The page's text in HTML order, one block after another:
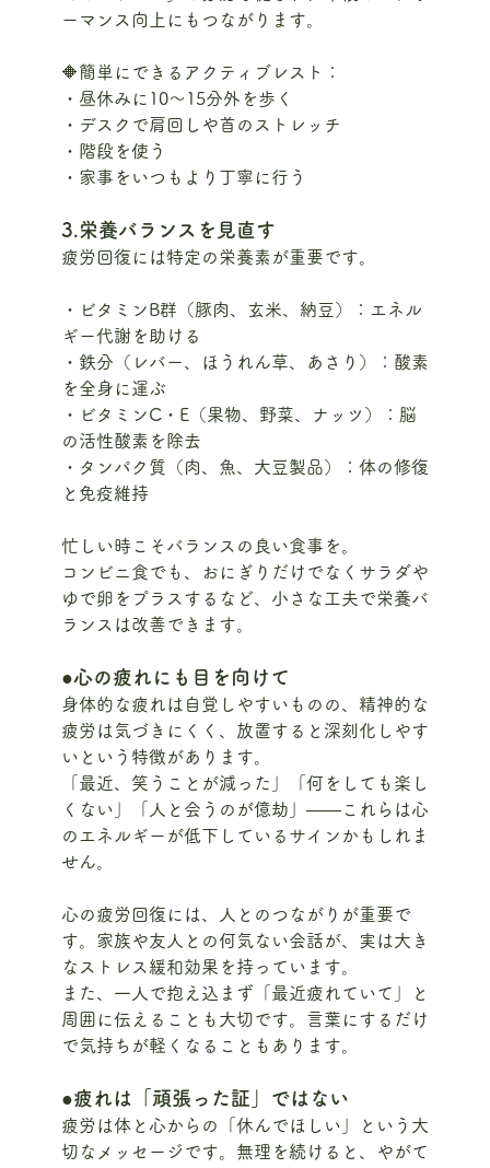
ーマンス向上にもつながります。
🔶簡単にできるアクティブレスト：
・昼休みに10〜15分外を歩く
・デスクで肩回しや首のストレッチ
・階段を使う
・家事をいつもより丁寧に行う
3.栄養バランスを見直す
疲労回復には特定の栄養素が重要です。
・ビタミンB群（豚肉、玄米、納豆）：エネル
ギー代謝を助ける
・鉄分（レバー、ほうれん草、あさり）：酸素
を全身に運ぶ
・ビタミンC・E（果物、野菜、ナッツ）：脳
の活性酸素を除去
・タンパク質（肉、魚、大豆製品）：体の修復
と免疫維持
忙しい時こそバランスの良い食事を。
コンビニ食でも、おにぎりだけでなくサラダや
ゆで卵をプラスするなど、小さな工夫で栄養バ
ランスは改善できます。
●心の疲れにも目を向けて
身体的な疲れは自覚しやすいものの、精神的な
疲労は気づきにくく、放置すると深刻化しやす
いという特徴があります。
「最近、笑うことが減った」「何をしても楽し
くない」「人と会うのが億劫」——これらは心
のエネルギーが低下しているサインかもしれま
せん。
心の疲労回復には、人とのつながりが重要で
す。家族や友人との何気ない会話が、実は大き
なストレス緩和効果を持っています。
また、一人で抱え込まず「最近疲れていて」と
周囲に伝えることも大切です。言葉にするだけ
で気持ちが軽くなることもあります。
●疲れは「頑張った証」ではない
疲労は体と心からの「休んでほしい」という大
切なメッセージです。無理を続けると、やがて